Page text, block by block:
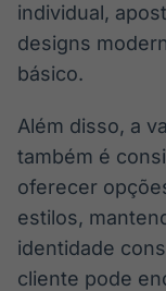
individual,
designs
básico.
Além disso, a
também é
oferecer
estilos,
identidade
cliente pode